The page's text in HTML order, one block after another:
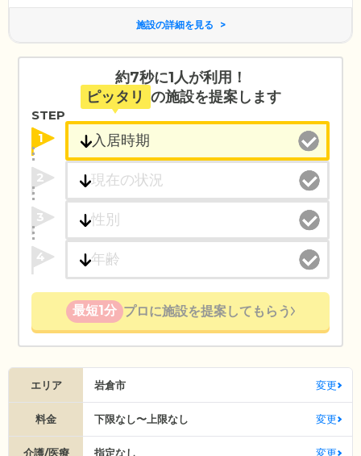
施設の詳細を見る
約7秒に1人が利用！
ピッタリ の施設を提案します
STEP
1
2
3
4
最短1分 プロに施設を提案してもらう
エリア 岩倉市 変更
料金 下限なし〜上限なし 変更
介護/医療 指定なし 変更